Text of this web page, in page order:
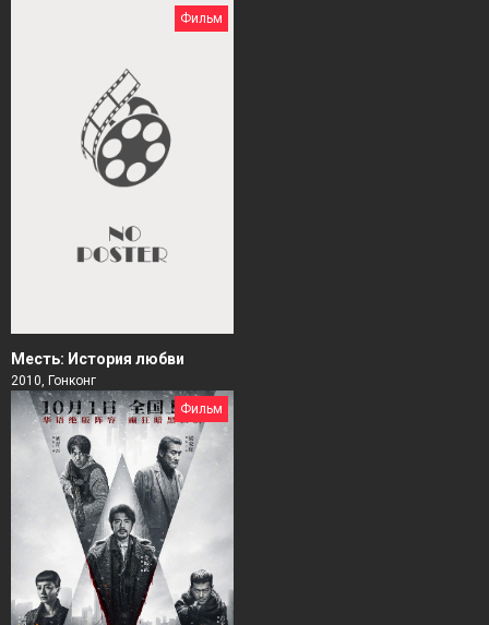
Фильм
Месть: История любви
2010, Гонконг
Фильм